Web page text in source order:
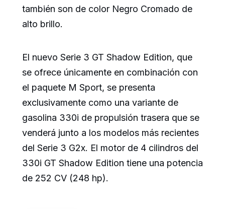
también son de color Negro Cromado de
alto brillo.
El nuevo Serie 3 GT Shadow Edition, que
se ofrece únicamente en combinación con
el paquete M Sport, se presenta
exclusivamente como una variante de
gasolina 330i de propulsión trasera que se
venderá junto a los modelos más recientes
del Serie 3 G2x. El motor de 4 cilindros del
330i GT Shadow Edition tiene una potencia
de 252 CV (248 hp).